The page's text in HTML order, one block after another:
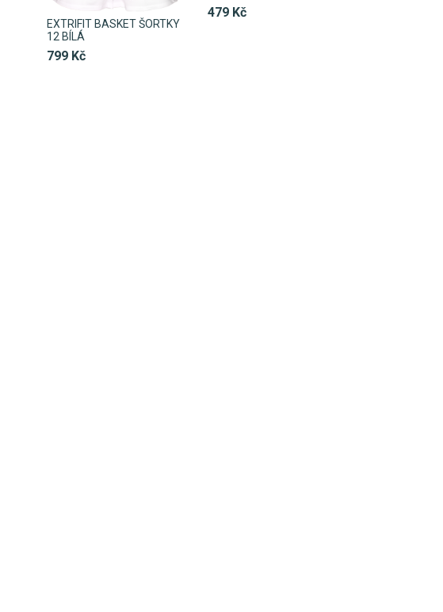
EXTRIFIT BASKET ŠORTKY
12 BÍLÁ
799 Kč
479 Kč